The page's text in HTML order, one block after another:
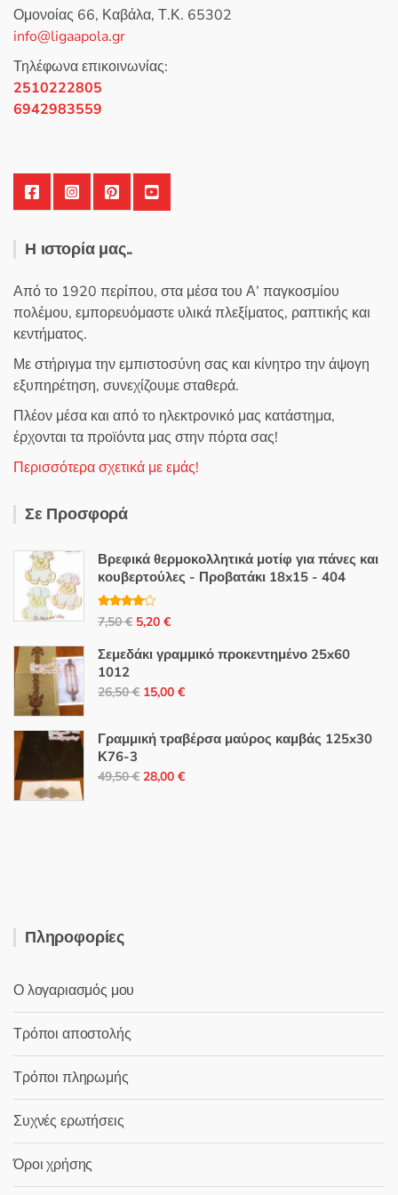
α
π
ό
5
μπορούν
να
επιλεγούν
Ομονοίας 66, Καβάλα, Τ.Κ. 65302
info@ligaapola.gr
Τηλέφωνα επικοινωνίας:
2510222805
6942983559
Η ιστορία μας..
Από το 1920 περίπου, στα μέσα του Α’ παγκοσμίου
πολέμου, εμπορευόμαστε υλικά πλεξίματος, ραπτικής και
κεντήματος.
Με στήριγμα την εμπιστοσύνη σας και κίνητρο την άψογη
εξυπηρέτηση, συνεχίζουμε σταθερά.
Πλέον μέσα και από το ηλεκτρονικό μας κατάστημα,
έρχονται τα προϊόντα μας στην πόρτα σας!
Περισσότερα σχετικά με εμάς!
Σε Προσφορά
Βρεφικά θερμοκολλητικά μοτίφ για πάνες και
κουβερτούλες - Προβατάκι 18x15 - 404
Βαθμολο
γήθηκε με
5
7,50€ Original
was:
7,50 €.
5,20 €Η
τιμή
είναι:
Σεμεδάκι γραμμικό προκεντημένο 25x60
1012
26,50€ Original
was:
15,00 €Η
τιμή
15,00 €.
Γραμμική τραβέρσα μαύρος καμβάς 125x30
Κ76-3
49,50€ Original
28,00 €Η
Πληροφορίες
Ο λογαριασμός μου
Τρόποι αποστολής
Τρόποι πληρωμής
Συχνές ερωτήσεις
Όροι χρήσης